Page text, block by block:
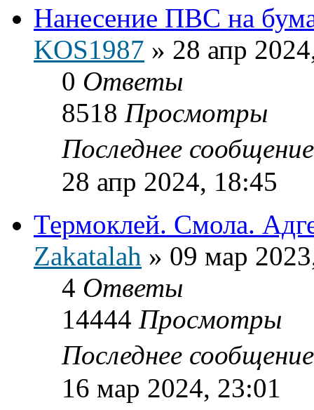
Нанесение ПВС на
KOS1987 » 28 апр
0 Ответы
8518 Просмотры
Последнее
28 апр 2024, 18:45
Термоклей. Смола.
Zakatalah » 09 мар
4 Ответы
14444 Просмотры
Последнее
16 мар 2024, 23:01